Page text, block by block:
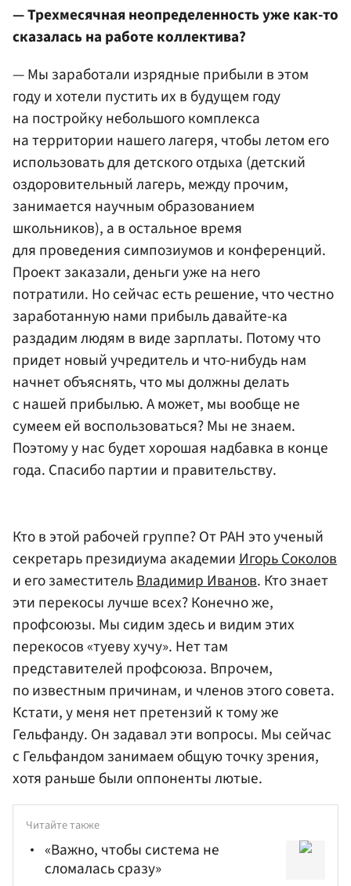
— Трехмесячная неопределенность уже как-то
сказалась на работе коллектива?
— Мы заработали изрядные прибыли в этом
году и хотели пустить их в будущем году
на постройку небольшого комплекса
на территории нашего лагеря, чтобы летом его
использовать для детского отдыха (детский
оздоровительный лагерь, между прочим,
занимается научным образованием
школьников), а в остальное время
для проведения симпозиумов и конференций.
Проект заказали, деньги уже на него
потратили. Но сейчас есть решение, что честно
заработанную нами прибыль давайте-ка
раздадим людям в виде зарплаты. Потому что
придет новый учредитель и что-нибудь нам
начнет объяснять, что мы должны делать
с нашей прибылью. А может, мы вообще не
сумеем ей воспользоваться? Мы не знаем.
Поэтому у нас будет хорошая надбавка в конце
года. Спасибо партии и правительству.
Кто в этой рабочей группе? От РАН это ученый
секретарь президиума академииИгорь Соколов
и его заместительВладимир Иванов. Кто знает
эти перекосы лучше всех? Конечно же,
профсоюзы. Мы сидим здесь и видим этих
перекосов «туеву хучу». Нет там
представителей профсоюза. Впрочем,
по известным причинам, и членов этого совета.
Кстати, у меня нет претензий к тому же
Гельфанду. Он задавал эти вопросы. Мы сейчас
с Гельфандом занимаем общую точку зрения,
хотя раньше были оппоненты лютые.
Читайте также
«Важно, чтобы система не
сломалась сразу»